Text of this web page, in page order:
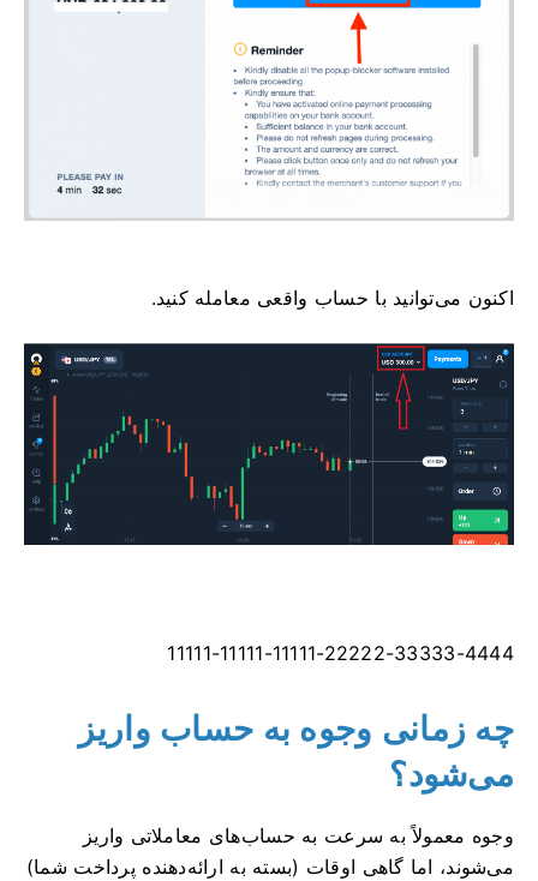
اکنون می‌توانید با حساب واقعی معامله کنید.
11111-11111-11111-22222-33333-4444
چه زمانی وجوه به حساب واریز
می‌شود؟
وجوه معمولاً به سرعت به حساب‌های معاملاتی واریز
می‌شوند، اما گاهی اوقات (بسته به ارائه‌دهنده پرداخت شما)